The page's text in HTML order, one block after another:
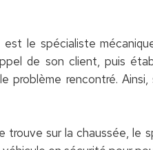
le spécialiste
de son client, puis
problème rencontré.
trouve sur la chaussée, le